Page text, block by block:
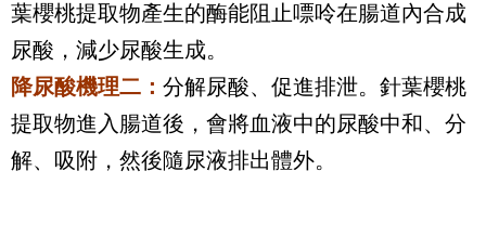
葉櫻桃提取物產生的酶能阻止嘌呤在腸道內合成
尿酸，減少尿酸生成。
降尿酸機理二： 分解尿酸、促進排泄。針葉櫻桃
提取物進入腸道後，會將血液中的尿酸中和、分
解、吸附，然後隨尿液排出體外。